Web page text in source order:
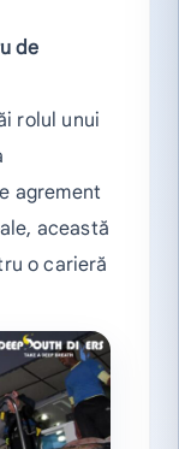
de
rolul unui
agrement
această
o carieră